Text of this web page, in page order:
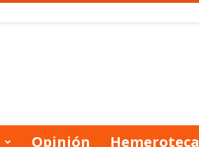
Opinión Hemeroteca